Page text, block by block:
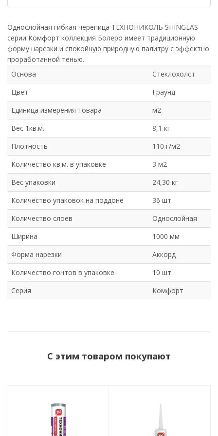
Америка Африка
Европа
Тоскана
Гранат
Ледник
Плато
Авакадо Личи
Финик
Оранжевый Эвкалипт
Однослойная гибкая черепица ТЕХНОНИКОЛЬ SHINGLAS
серии Комфорт коллекция Болеро имеет традиционную
форму нарезки и спокойную природную палитру с эффектно
проработанной тенью.
Основа
Стеклохолст
Цвет
Граунд
Единица измерения товара
м2
Вес 1кв.м.
8,1 кг
Плотность
110 г/м2
Количество кв.м. в упаковке
3 м2
Вес упаковки
24,30 кг
Количество упаковок на поддоне
36 шт.
Количество слоев
Однослойная
Ширина
1000 мм
Форма нарезки
Аккорд
Количество гонтов в упаковке
10 шт.
Серия
Комфорт
С этим товаром покупают